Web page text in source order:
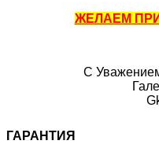
ЖЕЛАЕМ
С
ГАРАНТИЯ